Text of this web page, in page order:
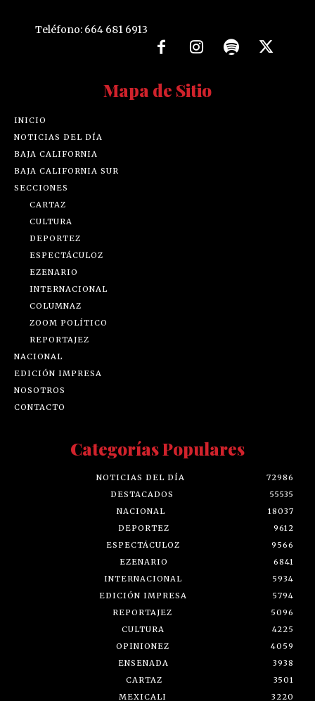
Teléfono: 664 681 6913
Mapa de Sitio
INICIO
NOTICIAS DEL DÍA
BAJA CALIFORNIA
BAJA CALIFORNIA SUR
SECCIONES
CARTAZ
CULTURA
DEPORTEZ
ESPECTÁCULOZ
EZENARIO
INTERNACIONAL
COLUMNAZ
ZOOM POLÍTICO
REPORTAJEZ
NACIONAL
EDICIÓN IMPRESA
NOSOTROS
CONTACTO
Categorías Populares
NOTICIAS DEL DÍA
72986
DESTACADOS
55535
NACIONAL
18037
DEPORTEZ
9612
ESPECTÁCULOZ
9566
EZENARIO
6841
INTERNACIONAL
5934
EDICIÓN IMPRESA
5794
REPORTAJEZ
5096
CULTURA
4225
OPINIONEZ
4059
ENSENADA
3938
CARTAZ
3501
MEXICALI
3220